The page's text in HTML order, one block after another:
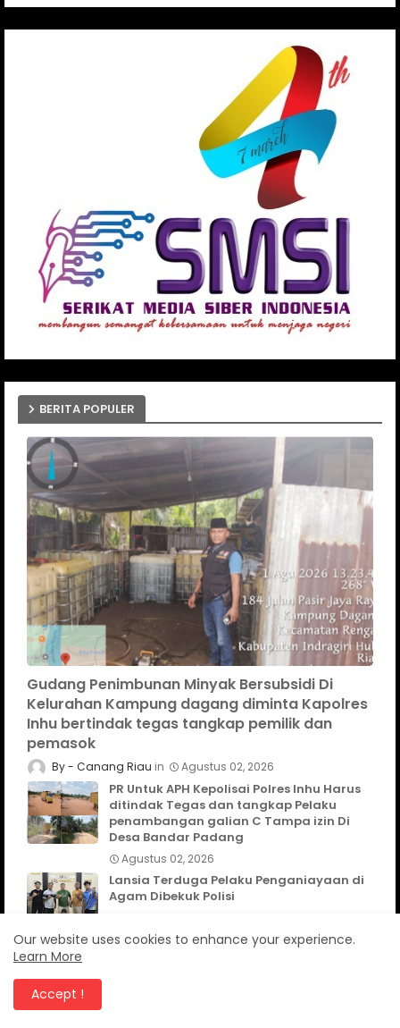
BERITA POPULER
Gudang Penimbunan Minyak Bersubsidi Di
Kelurahan Kampung dagang diminta Kapolres
Inhu bertindak tegas tangkap pemilik dan
pemasok
Canang Riau Agustus 02, 2026
PR Untuk APH Kepolisai Polres Inhu Harus
ditindak Tegas dan tangkap Pelaku
penambangan galian C Tampa izin Di
Desa Bandar Padang
Agustus 02, 2026
Lansia Terduga Pelaku Penganiayaan di
Agam Dibekuk Polisi
Dukung Program Astacita Ketahanan
Our website uses cookies to enhance your experience.
Learn More
Accept !